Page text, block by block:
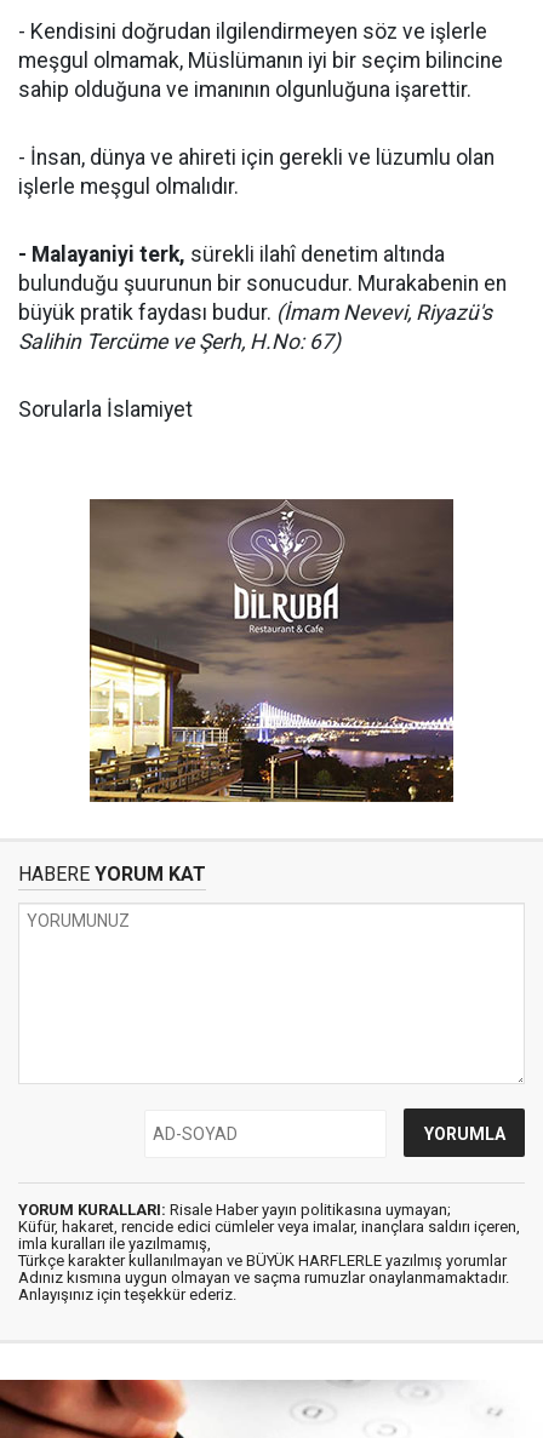
- Kendisini doğrudan ilgilendirmeyen söz ve işlerle
meşgul olmamak, Müslümanın iyi bir seçim bilincine
sahip olduğuna ve imanının olgunluğuna işarettir.
- İnsan, dünya ve ahireti için gerekli ve lüzumlu olan
işlerle meşgul olmalıdır.
- Malayaniyi terk, sürekli ilahî denetim altında
bulunduğu şuurunun bir sonucudur. Murakabenin en
büyük pratik faydası budur. (İmam Nevevi, Riyazü's
Salihin Tercüme ve Şerh, H.No: 67)
Sorularla İslamiyet
HABERE YORUM KAT
YORUM KURALLARI: Risale Haber yayın politikasına uymayan;
Küfür, hakaret, rencide edici cümleler veya imalar, inançlara saldırı içeren,
imla kuralları ile yazılmamış,
Türkçe karakter kullanılmayan ve BÜYÜK HARFLERLE yazılmış yorumlar
Adınız kısmına uygun olmayan ve saçma rumuzlar onaylanmamaktadır.
Anlayışınız için teşekkür ederiz.